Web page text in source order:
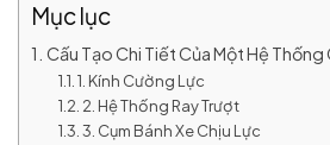
Mục lục
Cấu Tạo Chi Tiết Của Một Hệ Thống
1. Kính Cường Lực
2. Hệ Thống Ray Trượt
3. Cụm Bánh Xe Chịu Lực